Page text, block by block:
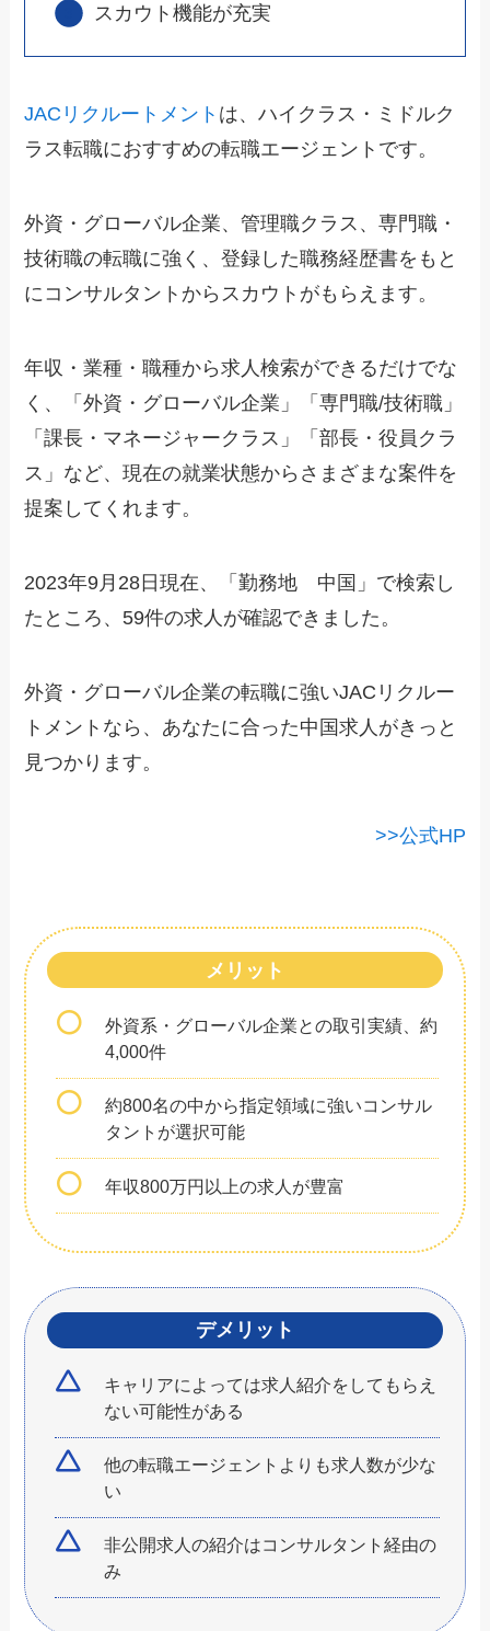
スカウト機能が充実
JACリクルートメント は、ハイクラス・ミドルク
ラス転職におすすめの転職エージェントです。
外資・グローバル企業、管理職クラス、専門職・
技術職の転職に強く、登録した職務経歴書をもと
にコンサルタントからスカウトがもらえます。
年収・業種・職種から求人検索ができるだけでな
く、「外資・グローバル企業」「専門職/技術職」
「課長・マネージャークラス」「部長・役員クラ
ス」など、現在の就業状態からさまざまな案件を
提案してくれます。
2023年9月28日現在、「勤務地 中国」で検索し
たところ、59件の求人が確認できました。
外資・グローバル企業の転職に強いJACリクルー
トメントなら、あなたに合った中国求人がきっと
見つかります。
>>公式HP
メリット
外資系・グローバル企業との取引実績、約
4,000件
約800名の中から指定領域に強いコンサル
タントが選択可能
年収800万円以上の求人が豊富
デメリット
キャリアによっては求人紹介をしてもらえ
ない可能性がある
他の転職エージェントよりも求人数が少な
い
非公開求人の紹介はコンサルタント経由の
み